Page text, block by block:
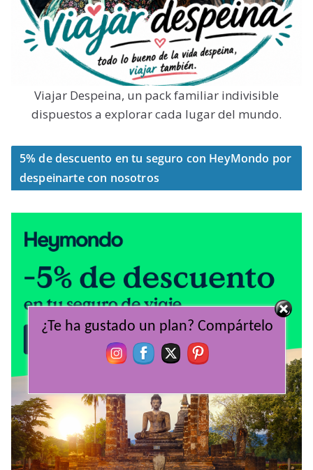
Viajar Despeina, un pack familiar indivisible
dispuestos a explorar cada lugar del mundo.
5% de descuento en tu seguro con HeyMondo por
despeinarte con nosotros
¿Te ha gustado un plan? Compártelo